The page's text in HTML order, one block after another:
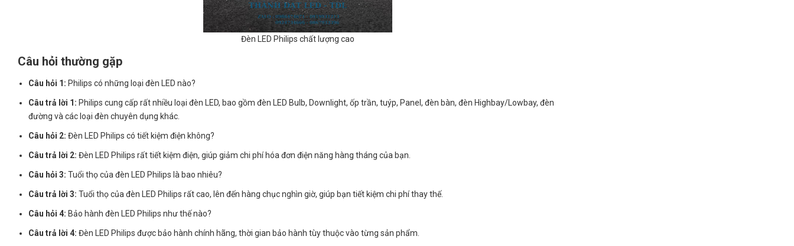
Đèn LED Philips chất lượng cao
Câu hỏi thường gặp
Câu hỏi 1: Philips có những loại đèn LED nào?
Câu trả lời 1: Philips cung cấp rất nhiều loại đèn LED, bao gồm đèn LED Bulb, Downlight, ốp trần, tuýp, Panel, đèn bàn, đèn Highbay/Lowbay, đèn
đường và các loại đèn chuyên dụng khác.
Câu hỏi 2: Đèn LED Philips có tiết kiệm điện không?
Câu trả lời 2: Đèn LED Philips rất tiết kiệm điện, giúp giảm chi phí hóa đơn điện năng hàng tháng của bạn.
Câu hỏi 3: Tuổi thọ của đèn LED Philips là bao nhiêu?
Câu trả lời 3: Tuổi thọ của đèn LED Philips rất cao, lên đến hàng chục nghìn giờ, giúp bạn tiết kiệm chi phí thay thế.
Câu hỏi 4: Bảo hành đèn LED Philips như thế nào?
Câu trả lời 4: Đèn LED Philips được bảo hành chính hãng, thời gian bảo hành tùy thuộc vào từng sản phẩm.